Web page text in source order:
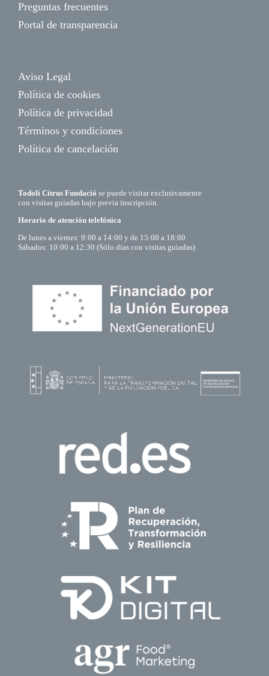
Preguntas frecuentes
Portal de transparencia
Aviso Legal
Política de cookies
Política de privacidad
Términos y condiciones
Política de cancelación
Todolí Citrus Fundació se puede visitar exclusivamente
con visitas guiadas bajo previa inscripción.
Horario de atención telefónica
De lunes a viernes: 9:00 a 14:00 y de 15:00 a 18:00
Sábados: 10:00 a 12:30 (Sólo días con visitas guiadas)